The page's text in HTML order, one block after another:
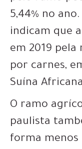
5,44% no
indicam que
em 2019
por carnes,
Suína
O ramo
paulista
forma menos